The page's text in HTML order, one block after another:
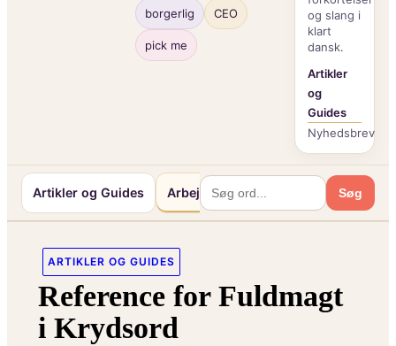
borgerlig CEO
pick me
og slang i
klart
dansk.
Artikler
og
Guides
Nyhedsbrev
Artikler og Guides Arbejde og Karriereliv Søg
ARTIKLER OG GUIDES
Reference for Fuldmagt
i Krydsord